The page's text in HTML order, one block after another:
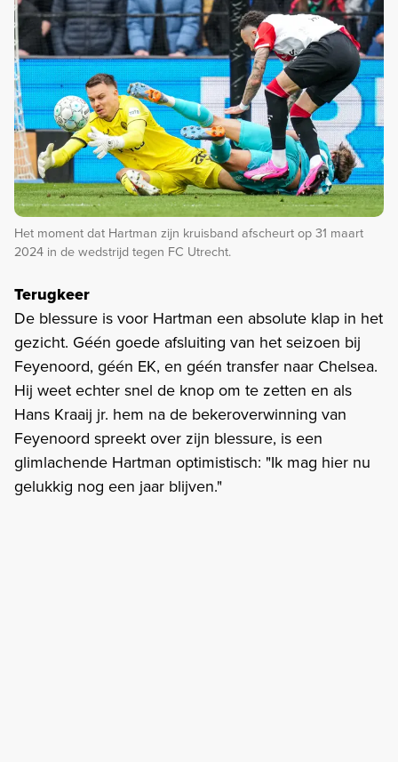
Het moment dat Hartman zijn kruisband afscheurt op 31 maart
2024 in de wedstrijd tegen FC Utrecht.
Terugkeer
De blessure is voor Hartman een absolute klap in het
gezicht. Géén goede afsluiting van het seizoen bij
Feyenoord, géén EK, en géén transfer naar Chelsea.
Hij weet echter snel de knop om te zetten en als
Hans Kraaij jr. hem na de bekeroverwinning van
Feyenoord spreekt over zijn blessure, is een
glimlachende Hartman optimistisch: "Ik mag hier nu
gelukkig nog een jaar blijven."